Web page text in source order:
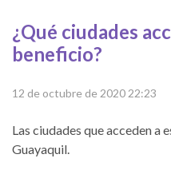
¿Qué ciudades
beneficio?
12 de octubre de 2020 22:23
Las ciudades que acceden
Guayaquil.